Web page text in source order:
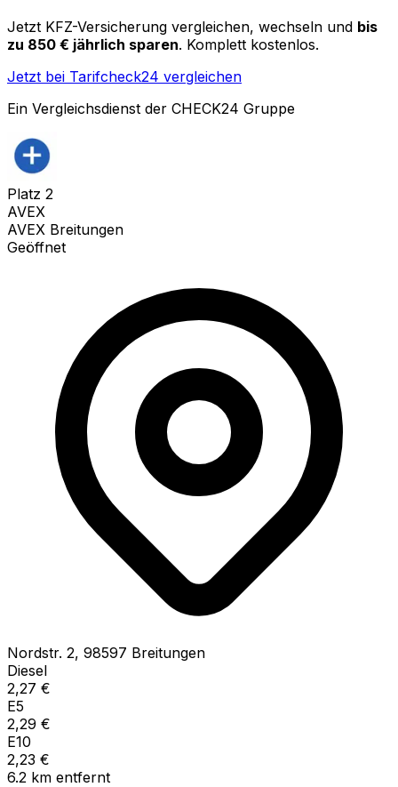
Jetzt KFZ-Versicherung vergleichen, wechseln und bis
zu 850 € jährlich sparen. Komplett kostenlos.
Jetzt bei Tarifcheck24 vergleichen
Ein Vergleichsdienst der CHECK24 Gruppe
Platz 2
AVEX
AVEX Breitungen
Geöffnet
Nordstr. 2, 98597 Breitungen
Diesel
2,27 €
E5
2,29 €
E10
2,23 €
6.2 km entfernt